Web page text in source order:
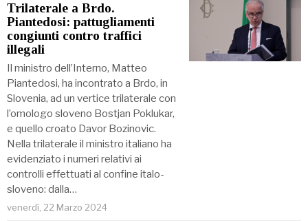
Trilaterale a Brdo.
Piantedosi: pattugliamenti
congiunti contro traffici
illegali
Il ministro dell’Interno, Matteo
Piantedosi, ha incontrato a Brdo, in
Slovenia, ad un vertice trilaterale con
l’omologo sloveno Bostjan Poklukar,
e quello croato Davor Bozinovic.
Nella trilaterale il ministro italiano ha
evidenziato i numeri relativi ai
controlli effettuati al confine italo-
sloveno: dalla…
venerdì, 22 Marzo 2024